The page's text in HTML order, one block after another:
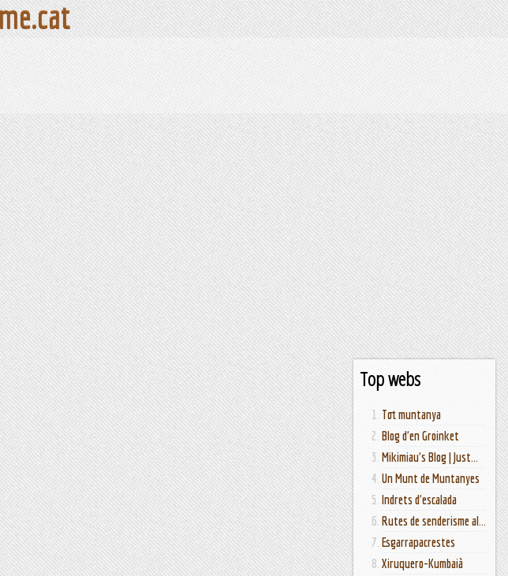
Top webs
Tot muntanya
Blog d'en Groinket
Mikimiau's Blog | Just...
Un Munt de Muntanyes
Indrets d'escalada
Rutes de senderisme al...
Esgarrapacrestes
Xiruquero-Kumbaià